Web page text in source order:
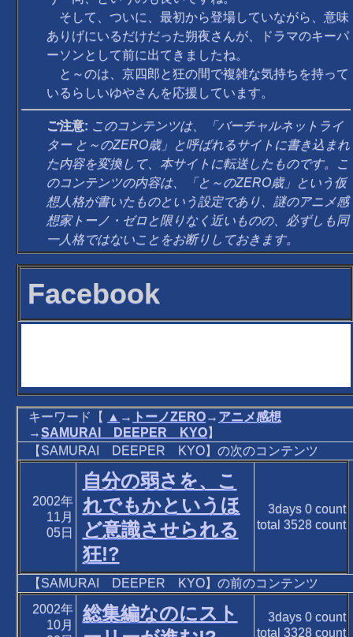
そして、ついに、最初から登場していながら、意味
ありげにいるだけだった朔夜さんが、ドラマのキーパ
ーソンとして前に出てきましたね。
と～のは、京四郎と狂の間で複雑な気持ちを持って
いるらしいゆやさんを応援しています。
ご注意: このコンテンツは、「バーチャルネットライ
ター と～のZERO歳」と呼ばれるサイトに書き込まれ
た内容を変換して、本サイトに転送したものです。こ
のコンテンツの内容は、「と～のZERO歳」という仮
想人格が書いたものという設定であり、謎のアニメ感
想家トーノ・ゼロと限りなく近いものの、必ずしも同
一人格ではないことをお断りしておきます。
Facebook
キーワード【 ▲ → トーノZERO→ アニメ感想
→SAMURAI DEEPER KYO】
【SAMURAI DEEPER KYO】の次のコンテンツ
2002年
11月
05日
自分の弱さを、こ
れでもかというほ
ど意識させられる
狂!?
3days 0count
total 3528count
【SAMURAI DEEPER KYO】の前のコンテンツ
2002年
10月
総集編なのにスト
3days 0count
total 3328count